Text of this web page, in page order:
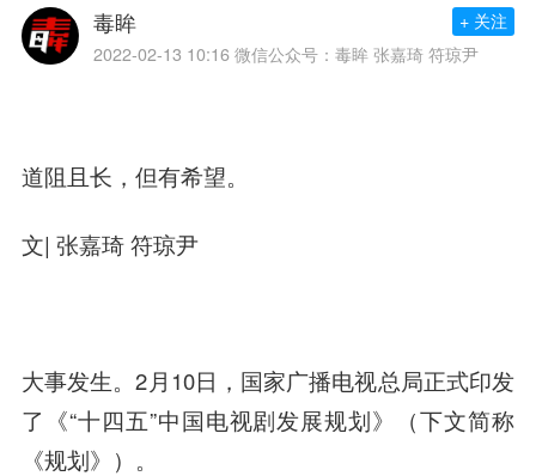
毒眸
2022-02-13 10:16 微信公众号：毒眸 张嘉琦 符琼尹
+ 关注
道阻且长，但有希望。
文| 张嘉琦 符琼尹
大事发生。2月10日，国家广播电视总局正式印发
了《“十四五”中国电视剧发展规划》（下文简称
《规划》）。